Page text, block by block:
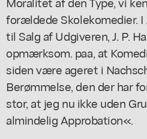
forældede Skolekomedier. I
til Salg af Udgiveren, J. P.
opmærksom. paa, at
siden være ageret i
Berømmelse, den der har
stor, at jeg nu ikke uden
almindelig Approbation«.